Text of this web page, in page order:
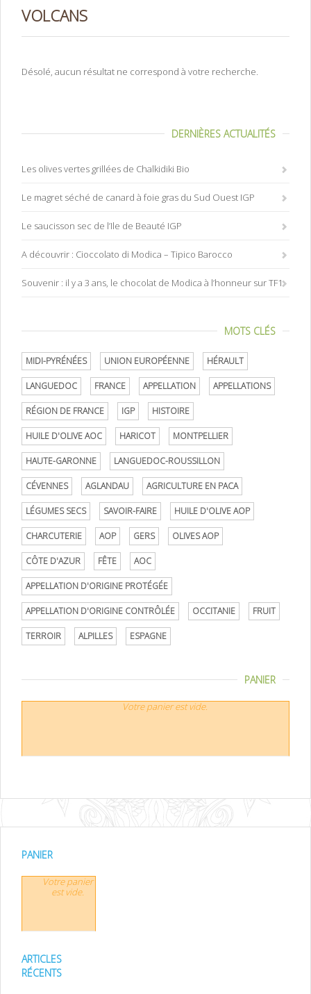
VOLCANS
Désolé, aucun résultat ne correspond à votre recherche.
DERNIÈRES ACTUALITÉS
Les olives vertes grillées de Chalkidiki Bio
Le magret séché de canard à foie gras du Sud Ouest IGP
Le saucisson sec de l’Ile de Beauté IGP
A découvrir : Cioccolato di Modica – Tipico Barocco
Souvenir : il y a 3 ans, le chocolat de Modica à l’honneur sur TF1
MOTS CLÉS
MIDI-PYRÉNÉES UNION EUROPÉENNE HÉRAULT
LANGUEDOC FRANCE APPELLATION APPELLATIONS
RÉGION DE FRANCE IGP HISTOIRE
HUILE D'OLIVE AOC HARICOT MONTPELLIER
HAUTE-GARONNE LANGUEDOC-ROUSSILLON
CÉVENNES AGLANDAU AGRICULTURE EN PACA
LÉGUMES SECS SAVOIR-FAIRE HUILE D'OLIVE AOP
CHARCUTERIE AOP GERS OLIVES AOP
CÔTE D'AZUR FÊTE AOC
APPELLATION D'ORIGINE PROTÉGÉE
APPELLATION D'ORIGINE CONTRÔLÉE OCCITANIE FRUIT
TERROIR ALPILLES ESPAGNE
PANIER
Votre panier est vide.
PANIER
Votre panier
est vide.
ARTICLES
RÉCENTS